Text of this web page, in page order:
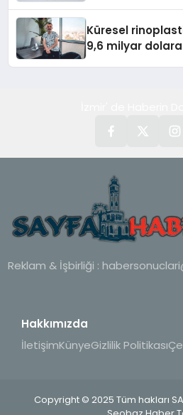
Küresel
9,6 milyar
Reklam & İşbirliği :
Hakkımızda
İletişimKünyeGizlilik Politikası
Copyright © 2025 Tüm hakları